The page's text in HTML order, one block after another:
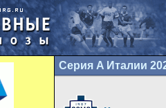
Серия A Италии